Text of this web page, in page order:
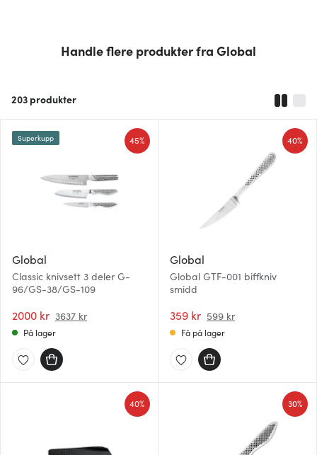
Handle flere produkter fra Global
203 produkter
Global
Classic knivsett 3 deler G-
96/GS-38/GS-109
2000 kr 3637 kr
45%
Superkupp
På lager
Global
Global GTF-001 biffkniv
smidd
359 kr 599 kr
40%
Få på lager
40% 30%